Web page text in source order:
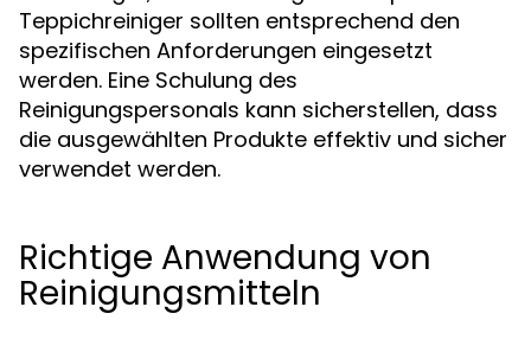
Teppichreiniger sollten entsprechend den
spezifischen Anforderungen eingesetzt
werden. Eine Schulung des
Reinigungspersonals kann sicherstellen, dass
die ausgewählten Produkte effektiv und sicher
verwendet werden.
Richtige Anwendung von
Reinigungsmitteln